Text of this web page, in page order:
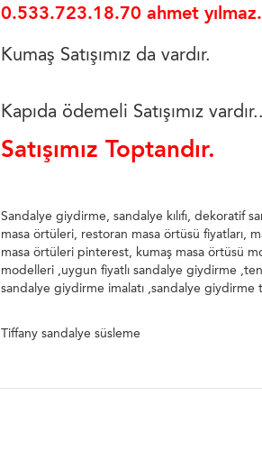
0.533.723.18.70 ahmet yılmaz.
Kumaş Satışımız da vardır.
Kapıda ödemeli Satışımız vardır..
Satışımız Toptandır.
Sandalye giydirme, sandalye kılıfı,
masa örtüleri, restoran masa örtüsü fiyatları,
masa örtüleri pinterest, kumaş masa örtüsü
modelleri ,uygun fiyatlı sandalye giydirme
sandalye giydirme imalatı ,sandalye giydirme
Tiffany sandalye süsleme